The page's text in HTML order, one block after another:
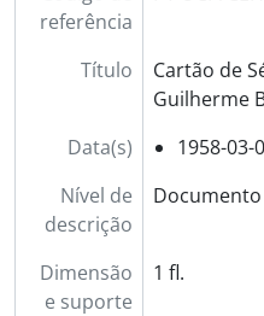
referência
Título
Cartão de
Guilherme
Data(s)
1958-03-
Nível de
descrição
Dimensão
e suporte
1 fl.